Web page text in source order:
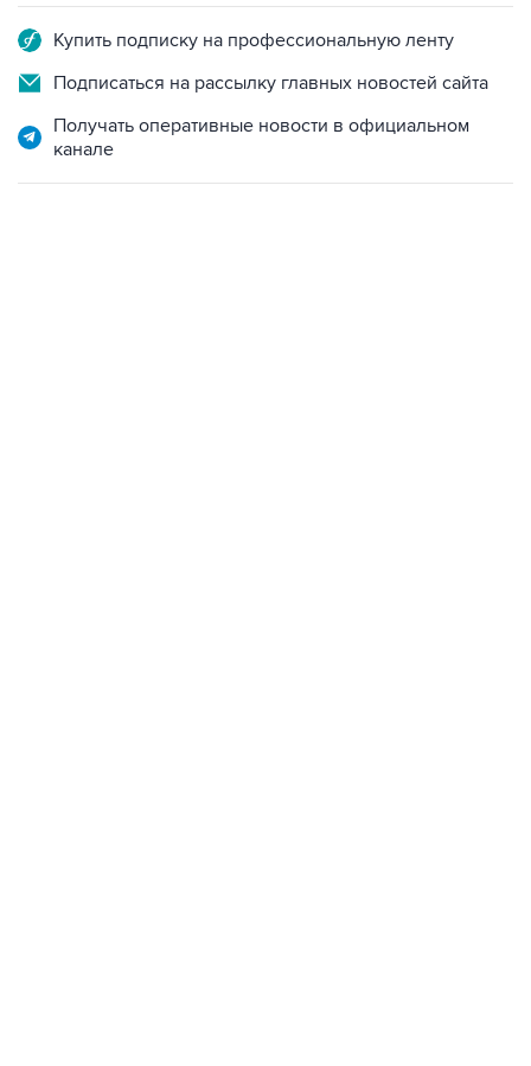
Купить подписку на профессиональную ленту
Подписаться на рассылку главных новостей сайта
Получать оперативные новости в официальном
канале